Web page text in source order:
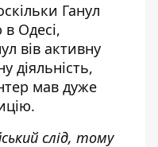
Ганул
в Одесі,
вів активну
діяльність,
мав дуже
слід, тому